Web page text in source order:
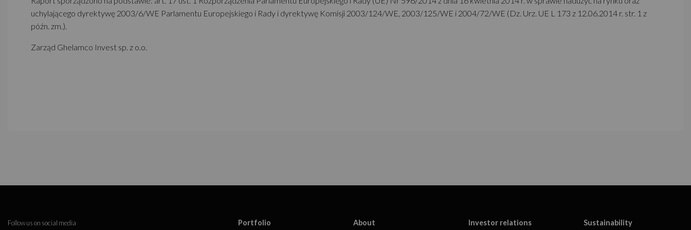
uchylającego dyrektywę 2003/6/WE Parlamentu Europejskiego i Rady i dyrektywę Komisji 2003/124/WE, 2003/125/WE i 2004/72/WE (Dz. Urz. UE L 173 z 12.06.2014 r. str. 1 z
późn. zm.).
Zarząd Ghelamco Invest sp. z o.o.
Follow us on social media Portfolio About Investor relations Sustainability